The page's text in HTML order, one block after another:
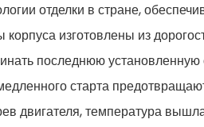
отделки в стране,
изготовлены из
последнюю
старта
двигателя, температура